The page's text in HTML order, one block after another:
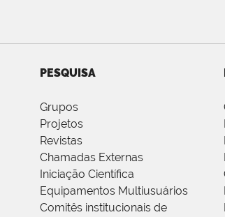
PESQUISA
Grupos
Projetos
Revistas
Chamadas Externas
Iniciação Científica
Equipamentos Multiusuários
Comitês institucionais de